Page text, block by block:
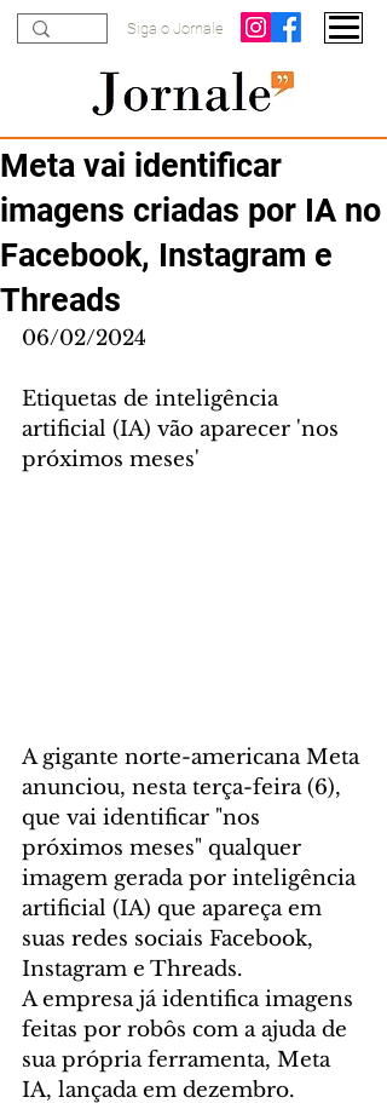
Siga o Jornale
Meta vai identificar
imagens criadas por IA no
Facebook, Instagram e
Threads
06/02/2024
Etiquetas de inteligência
artificial (IA) vão aparecer 'nos
próximos meses'
A gigante norte-americana Meta
anunciou, nesta terça-feira (6),
que vai identificar "nos
próximos meses" qualquer
imagem gerada por inteligência
artificial (IA) que apareça em
suas redes sociais Facebook,
Instagram e Threads.
A empresa já identifica imagens
feitas por robôs com a ajuda de
sua própria ferramenta, Meta
IA, lançada em dezembro.